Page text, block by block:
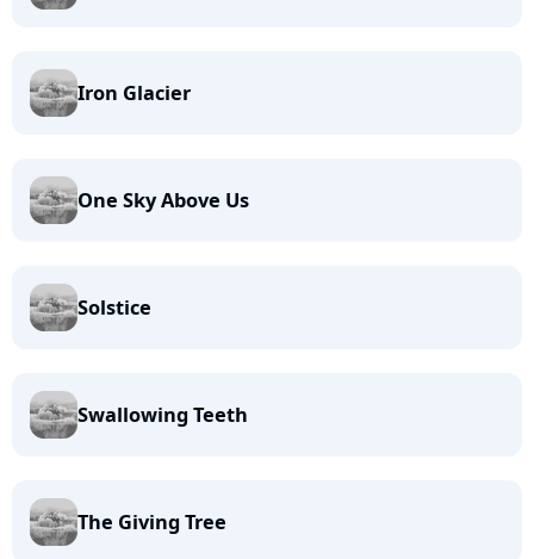
Iron Glacier
One Sky Above Us
Solstice
Swallowing Teeth
The Giving Tree